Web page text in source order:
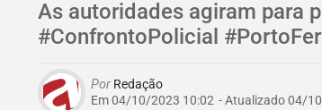
As autoridades agiram para
#ConfrontoPolicial
Por Redação
Em 04/10/2023 10:02 - Atualizado04/